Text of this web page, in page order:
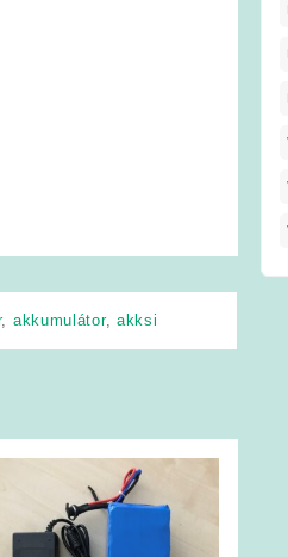
, akkumulátor, akksi